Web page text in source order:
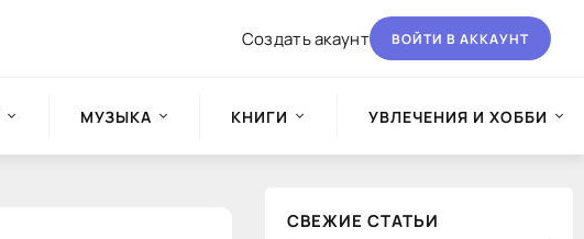
Создать акаунт ВОЙТИ В АККАУНТ
МУЗЫКА КНИГИ УВЛЕЧЕНИЯ И ХОББИ
СВЕЖИЕ СТАТЬИ